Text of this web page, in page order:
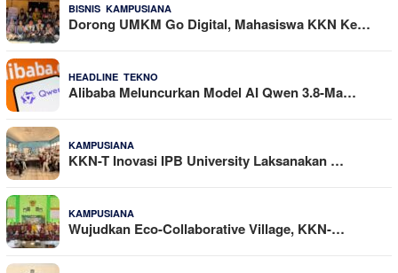
BISNIS KAMPUSIANA
Dorong UMKM Go Digital, Mahasiswa KKN Ke…
HEADLINE TEKNO
Alibaba Meluncurkan Model AI Qwen 3.8-Ma…
KAMPUSIANA
KKN-T Inovasi IPB University Laksanakan …
KAMPUSIANA
Wujudkan Eco-Collaborative Village, KKN-…